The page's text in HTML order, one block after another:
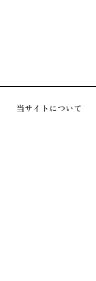
当サイトについて